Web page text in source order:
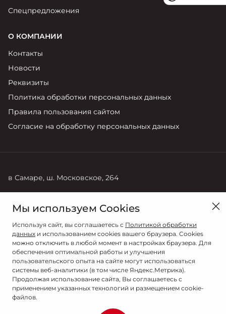
Спецпредложения
О КОМПАНИИ
Контакты
Новости
Реквизиты
Политика обработки персональных данных
Правила пользования сайтом
Согласие на обработку персональных данных
в Самаре, ш. Московское, 264
8 (846) 269-22-44
© 2026
Мы используем Cookies
Используя сайт, вы соглашаетесь с Политикой обработки
данных и использованием cookies вашего браузера. Cookies
можно отключить в любой момент в настройках браузера. Для
обеспечения оптимальной работы и улучшения
пользовательского опыта на сайте могут использоваться
системы веб-аналитики (в том числе Яндекс.Метрика).
Продолжая использование сайта, Вы соглашаетесь с
применением указанных технологий и размещением cookie-
файлов.